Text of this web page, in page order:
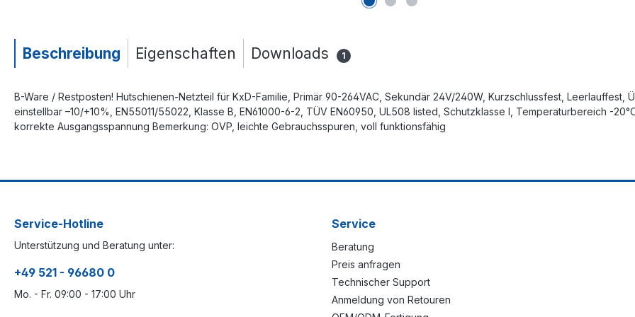
Beschreibung Eigenschaften Downloads 1
B-Ware / Restposten! Hutschienen-Netzteil für KxD-Familie, Primär 90-264VAC, Sekundär 24V/240W, Kurzschlussfest, Leerlauffest,
einstellbar –10/+10%, EN55011/55022, Klasse B, EN61000-6-2, TÜV EN60950, UL508 listed, Schutzklasse I, Temperaturbereich -
korrekte Ausgangsspannung Bemerkung: OVP, leichte Gebrauchsspuren, voll funktionsfähig
Service-Hotline
Unterstützung und Beratung unter:
+49 521 - 96680 0
Mo. - Fr. 09:00 - 17:00 Uhr
Service
Beratung
Preis anfragen
Technischer Support
Anmeldung von Retouren